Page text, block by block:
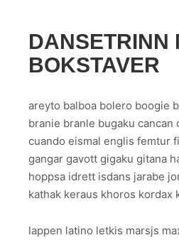
DANSETRINN
BOKSTAVER
areyto balboa bolero boogie
branie branle bugaku cancan
cuando eismal englis femtur
gangar gavott gigaku gitana
hoppsa idrett isdans jarabe
kathak keraus khoros kordax
lappen latino letkis marsjs